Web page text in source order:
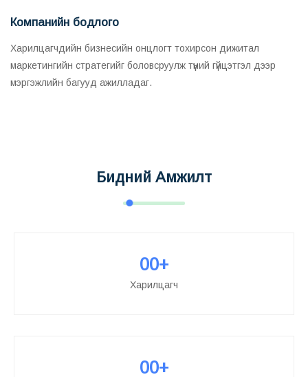
Компанийн бодлого
Харилцагчдийн бизнесийн онцлогт тохирсон дижитал
маркетингийн стратегийг боловсруулж түүний гүйцэтгэл дээр
мэргэжлийн багууд ажилладаг.
Бидний Амжилт
00+
Харилцагч
00+